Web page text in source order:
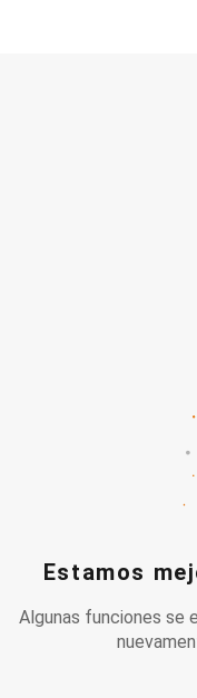
Estamos
Algunas funciones se